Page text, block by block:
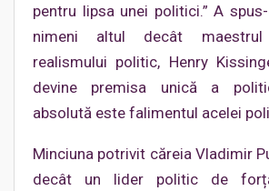
pentru lipsa unei politici.” A
nimeni altul decât
realismului politic, Henry
devine premisa unică a
absolută este falimentul acelei
Minciuna potrivit căreia Vladimir
decât un lider politic de